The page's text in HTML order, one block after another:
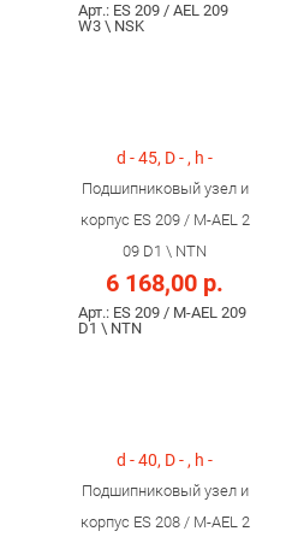
Арт.: ES 209 / AEL 209
W3 \ NSK
d - 45, D - , h -
Подшипниковый узел и
корпус ES 209 / M-AEL 2
09 D1 \ NTN
6 168,00 р.
Арт.: ES 209 / M-AEL 209
D1 \ NTN
d - 40, D - , h -
Подшипниковый узел и
корпус ES 208 / M-AEL 2